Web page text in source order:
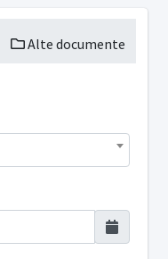
Alte documente